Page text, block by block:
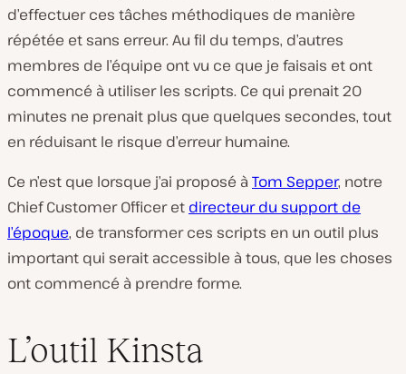
d’effectuer ces tâches méthodiques de manière
répétée et sans erreur. Au fil du temps, d’autres
membres de l’équipe ont vu ce que je faisais et ont
commencé à utiliser les scripts. Ce qui prenait 20
minutes ne prenait plus que quelques secondes, tout
en réduisant le risque d’erreur humaine.
Ce n’est que lorsque j’ai proposé à Tom Sepper, notre
Chief Customer Officer et directeur du support de
l’époque, de transformer ces scripts en un outil plus
important qui serait accessible à tous, que les choses
ont commencé à prendre forme.
L’outil Kinsta